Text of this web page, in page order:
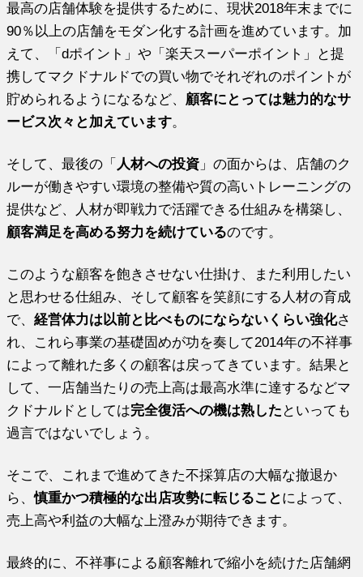
最高の店舗体験を提供するために、現状2018年末までに
90％以上の店舗をモダン化する計画を進めています。加
えて、「dポイント」や「楽天スーパーポイント」と提
携してマクドナルドでの買い物でそれぞれのポイントが
貯められるようになるなど、 顧客にとっては魅力的なサ
ービス次々と加えています。
そして、最後の「 人材への投資 」の面からは、店舗のク
ルーが働きやすい環境の整備や質の高いトレーニングの
提供など、人材が即戦力で活躍できる仕組みを構築し、
顧客満足を高める努力を続けているのです。
このような顧客を飽きさせない仕掛け、また利用したい
と思わせる仕組み、そして顧客を笑顔にする人材の育成
で、経営体力は以前と比べものにならないくらい強化さ
れ、これら事業の基礎固めが功を奏して2014年の不祥事
によって離れた多くの顧客は戻ってきています。結果と
して、一店舗当たりの売上高は最高水準に達するなどマ
クドナルドとしては完全復活への機は熟した といっても
過言ではないでしょう。
そこで、これまで進めてきた不採算店の大幅な撤退か
ら、慎重かつ積極的な出店攻勢に転じることによって、
売上高や利益の大幅な上澄みが期待できます。
最終的に、不祥事による顧客離れで縮小を続けた店舗網